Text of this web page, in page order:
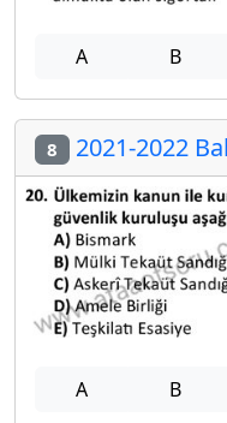
A B
8 2021-2022
A B